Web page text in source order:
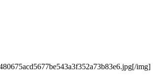
img]